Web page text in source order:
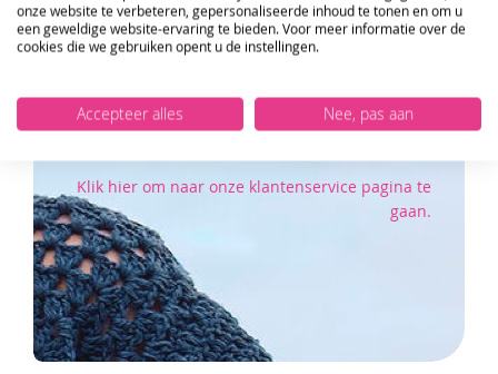
Wij staan u graag te woord als u ergens niet
Of om gezellig een praatje te maken :)
Klik hier om naar onze klantenservice pagina te
gaan.
10%KORTING OP JE EERSTE ONLINE
BESTELLING!
VERSTUUR
onze website te verbeteren, gepersonaliseerde inhoud te tonen en om u
een geweldige website-ervaring te bieden. Voor meer informatie over de
cookies die we gebruiken opent u de instellingen.
Accepteer alles Nee, pas aan